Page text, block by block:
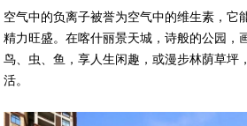
空气中的负离子被誉为空气中的维生素，它
精力旺盛。在喀什丽景天城，诗般的公园，
鸟、虫、鱼，享人生闲趣，或漫步林荫草坪
活。